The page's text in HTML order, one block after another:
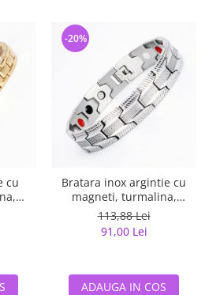
cu
Bratara inox argintie cu
magneti, turmalina,
germaniu si anioni
113,88 Lei
91,00 Lei
-20%
ADAUGA IN COS